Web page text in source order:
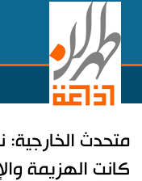
متحدث الخارجية:
كانت الهزيمة